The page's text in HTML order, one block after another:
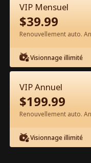
Épisode 46 -
ex 8 ans
complet
1-50 51-63
VIP Mensuel
$39.99
Renouvellement auto.
Visionnage illimité
VIP Annuel
$199.99
Renouvellement auto.
Visionnage illimité